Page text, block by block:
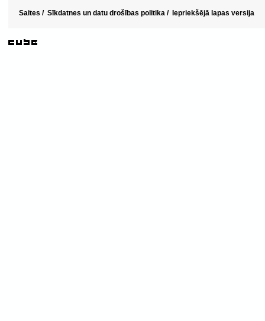
Saites / Sīkdatnes un datu drošības politika / Iepriekšējā lapas versija